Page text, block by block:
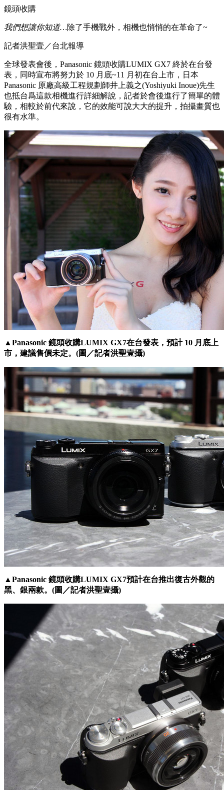
鏡頭收購
我們想讓你知道…除了手機戰外，相機也悄悄的在革命了~
記者洪聖壹／台北報導
全球發表會後，Panasonic 鏡頭收購LUMIX GX7 終於在台發
表，同時宣布將努力於 10 月底~11 月初在台上市，日本
Panasonic 原廠高級工程規劃師井上義之(Yoshiyuki Inoue)先生
也抵台爲這款相機進行詳細解說，記者於會後進行了簡單的體
驗，相較於前代來說，它的效能可說大大的提升，拍攝畫質也
很有水準。
▲Panasonic 鏡頭收購LUMIX GX7在台發表，預計 10 月底上
市，建議售價未定。(圖／記者洪聖壹攝)
▲Panasonic 鏡頭收購LUMIX GX7預計在台推出復古外觀的
黑、銀兩款。(圖／記者洪聖壹攝)